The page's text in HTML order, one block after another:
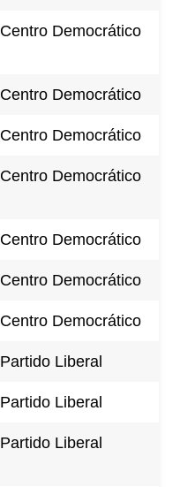
Centro Democrático
Centro Democrático
Centro Democrático
Centro Democrático
Centro Democrático
Centro Democrático
Centro Democrático
Partido Liberal
Partido Liberal
Partido Liberal